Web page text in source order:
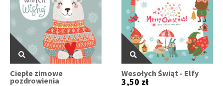
Ciepłe zimowe
pozdrowienia
Wesołych Świąt - Elfy
3,50 zł